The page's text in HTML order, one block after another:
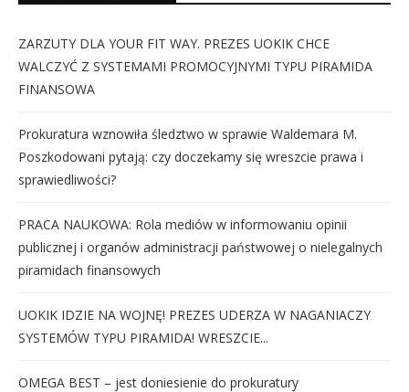
ZARZUTY DLA YOUR FIT WAY. PREZES UOKIK CHCE
WALCZYĆ Z SYSTEMAMI PROMOCYJNYMI TYPU PIRAMIDA
FINANSOWA
Prokuratura wznowiła śledztwo w sprawie Waldemara M.
Poszkodowani pytają: czy doczekamy się wreszcie prawa i
sprawiedliwości?
PRACA NAUKOWA: Rola mediów w informowaniu opinii
publicznej i organów administracji państwowej o nielegalnych
piramidach finansowych
UOKIK IDZIE NA WOJNĘ! PREZES UDERZA W NAGANIACZY
SYSTEMÓW TYPU PIRAMIDA! WRESZCIE...
OMEGA BEST – jest doniesienie do prokuratury